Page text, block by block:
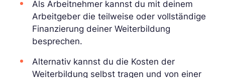
Als Arbeitnehmer kannst du mit deinem
Arbeitgeber die teilweise oder vollständige
Finanzierung deiner Weiterbildung
besprechen.
Alternativ kannst du die Kosten der
Weiterbildung selbst tragen und von einer